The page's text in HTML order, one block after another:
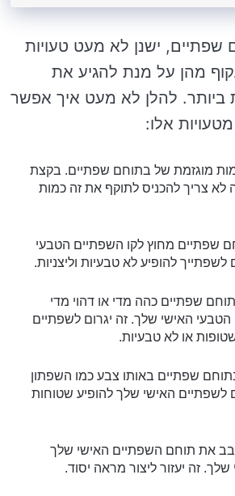
ישנן לא מעט טעויות
מהן על מנת להגיע את
ביותר. להלן לא מעט איך אפשר
אלו:
מוגזמת של בתוחם שפתיים. בקצת
לא צריך להכניס לתוקף את זה כמות
שפתיים מחוץ לקו השפתיים הטבעי
לשפתייך להופיע לא טבעיות וליצניות.
שפתיים כהה מדי או דהוי מדי
האישי שלך. זה יגרום לשפתיים
או לא טבעיות.
שפתיים באותו צבע כמו השפתון
לשפתיים האישי שלך להופיע שטוחות
את תוחם השפתיים האישי שלך
זה יעזור ליצור מראה יסוד.